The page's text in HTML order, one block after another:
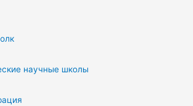
научные школы